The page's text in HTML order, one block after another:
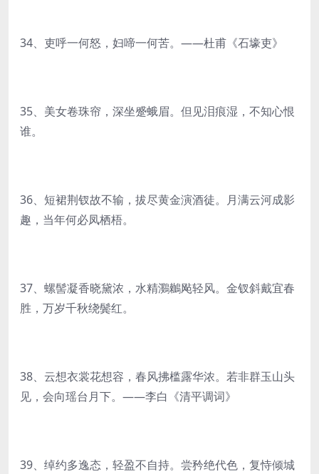
34、吏呼一何怒，妇啼一何苦。——杜甫《石壕吏》
35、美女卷珠帘，深坐蹙蛾眉。但见泪痕湿，不知心恨
谁。
36、短裙荆钗故不输，拔尽黄金演酒徒。月满云河成影
趣，当年何必凤栖梧。
37、螺髻凝香晓黛浓，水精鸂鶒飐轻风。金钗斜戴宜春
胜，万岁千秋绕鬓红。
38、云想衣裳花想容，春风拂槛露华浓。若非群玉山头
见，会向瑶台月下。——李白《清平调词》
39、绰约多逸态，轻盈不自持。尝矜绝代色，复恃倾城